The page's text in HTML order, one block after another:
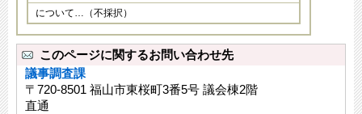
について…（不採択）
このページに関するお問い合わせ先
議事調査課
〒720-8501 福山市東桜町3番5号 議会棟2階
直通